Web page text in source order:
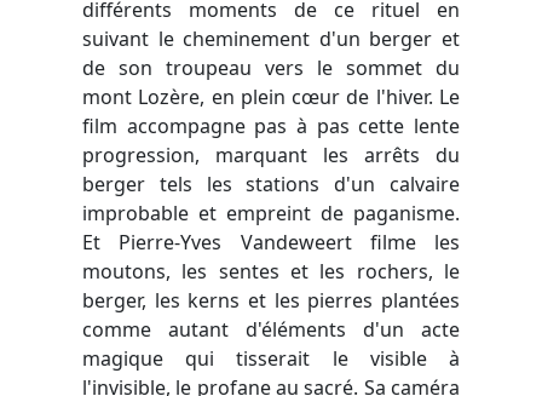
différents moments de ce rituel en
suivant le cheminement d'un berger et
de son troupeau vers le sommet du
mont Lozère, en plein cœur de l'hiver. Le
film accompagne pas à pas cette lente
progression, marquant les arrêts du
berger tels les stations d'un calvaire
improbable et empreint de paganisme.
Et Pierre-Yves Vandeweert filme les
moutons, les sentes et les rochers, le
berger, les kerns et les pierres plantées
comme autant d'éléments d'un acte
magique qui tisserait le visible à
l'invisible, le profane au sacré. Sa caméra